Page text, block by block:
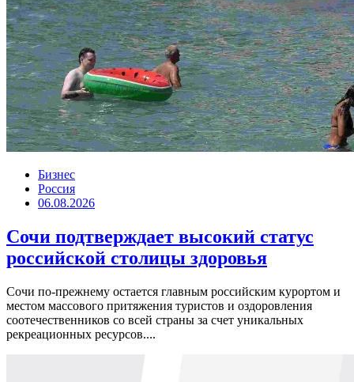
Бизнес
Россия
06.08.2026
Сочи подтверждает высокий статус
российской столицы здоровья
Сочи по-прежнему остается главным российским курортом и
местом массового притяжения туристов и оздоровления
соотечественников со всей страны за счет уникальных
рекреационных ресурсов....